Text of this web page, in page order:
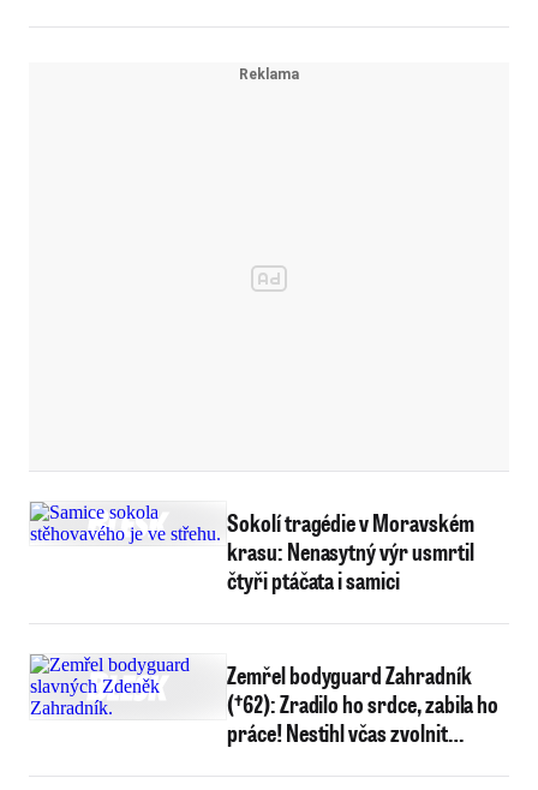
Sokolí tragédie v Moravském
krasu: Nenasytný výr usmrtil
čtyři ptáčata i samici
Zemřel bodyguard Zahradník
(†62): Zradilo ho srdce, zabila ho
práce! Nestihl včas zvolnit…